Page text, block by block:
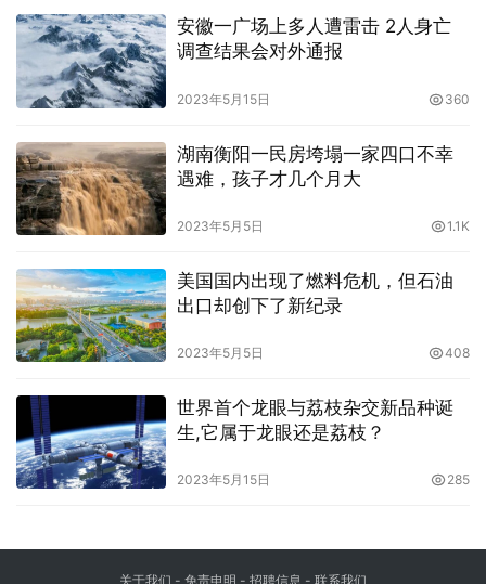
安徽一广场上多人遭雷击 2人身亡
调查结果会对外通报
2023年5月15日 360
湖南衡阳一民房垮塌一家四口不幸
遇难，孩子才几个月大
2023年5月5日 1.1K
美国国内出现了燃料危机，但石油
出口却创下了新纪录
2023年5月5日 408
世界首个龙眼与荔枝杂交新品种诞
生,它属于龙眼还是荔枝？
2023年5月15日 285
关于我们 - 免责申明 - 招聘信息 - 联系我们